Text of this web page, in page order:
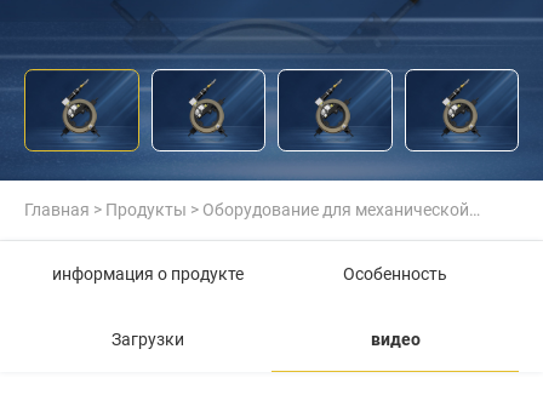
Главная > Продукты > Оборудование для механической
обработки на месте>Машина для горячей врезки
информация о продукте Особенность
Загрузки видео